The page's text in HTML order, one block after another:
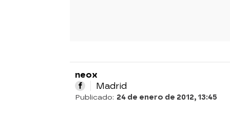
neox
Madrid
Publicado: 24 de enero de 2012, 13:45